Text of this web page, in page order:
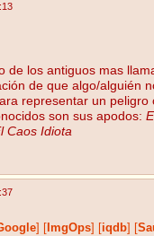
de los antiguos mas
de que algo/alguién
representar un peligro
son sus apodos:
Caos Idiota
ImgOps iqdb